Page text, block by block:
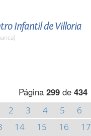
Infantil de Villoria
Página 299de 434
2 3 4 5 6
14 15 16 17